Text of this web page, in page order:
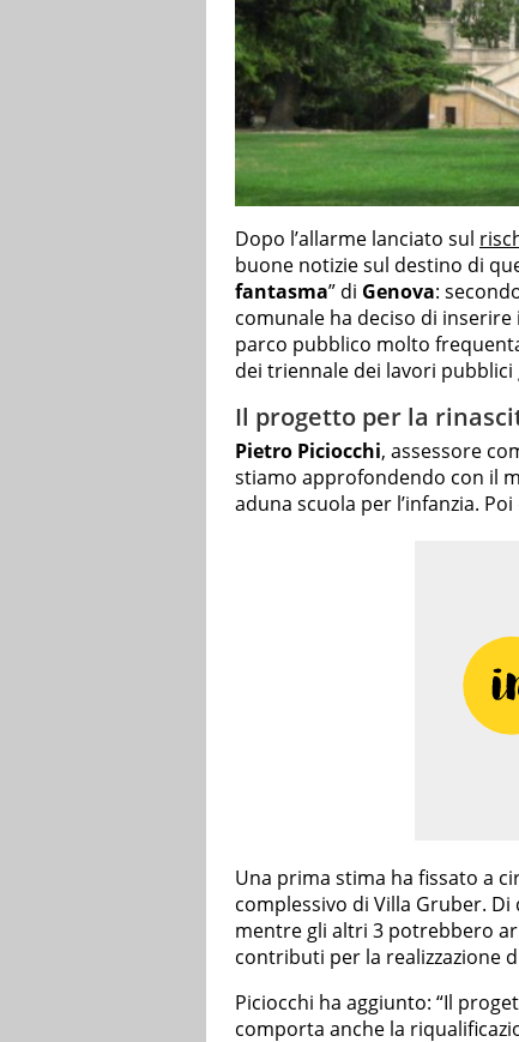
Dopo l’allarme lanciato sul
buone notizie sul destino di
fantasma” di Genova:
comunale ha deciso di
parco pubblico molto
dei triennale dei lavori pubblici
Il progetto per la
Pietro Piciocchi, assessore
stiamo approfondendo con il
aduna scuola per l’infanzia.
Una prima stima ha fissato a
complessivo di Villa Gruber.
mentre gli altri 3 potrebbero
contributi per la realizzazione
Piciocchi ha aggiunto: “Il
comporta anche la